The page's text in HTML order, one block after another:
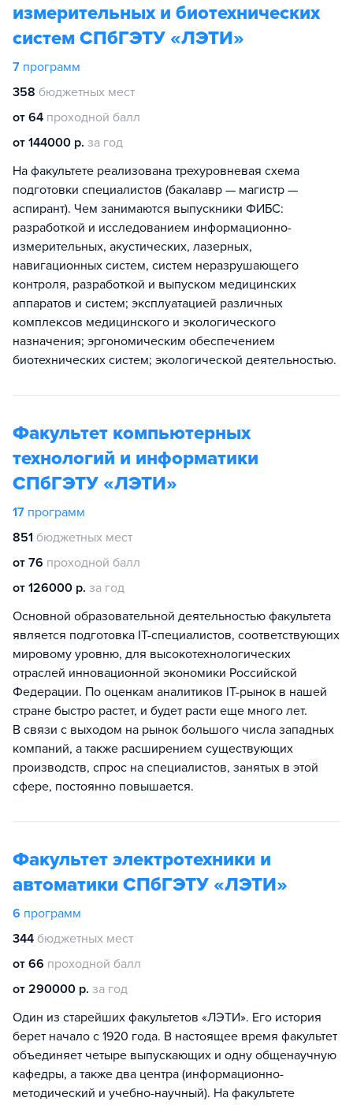
измерительных и биотехнических
систем СПбГЭТУ «ЛЭТИ»
7 программ
358 бюджетных мест
от 64 проходной балл
от 144000 р. за год
На факультете реализована трехуровневая схема
подготовки специалистов (бакалавр — магистр —
аспирант). Чем занимаются выпускники ФИБС:
разработкой и исследованием информационно-
измерительных, акустических, лазерных,
навигационных систем, систем неразрушающего
контроля, разработкой и выпуском медицинских
аппаратов и систем; эксплуатацией различных
комплексов медицинского и экологического
назначения; эргономическим обеспечением
биотехнических систем; экологической деятельностью.
Факультет компьютерных
технологий и информатики
СПбГЭТУ «ЛЭТИ»
17 программ
851 бюджетных мест
от 76 проходной балл
от 126000 р. за год
Основной образовательной деятельностью факультета
является подготовка IT-специалистов, соответствующих
мировому уровню, для высокотехнологических
отраслей инновационной экономики Российской
Федерации. По оценкам аналитиков IT-рынок в нашей
стране быстро растет, и будет расти еще много лет.
В связи с выходом на рынок большого числа западных
компаний, а также расширением существующих
производств, спрос на специалистов, занятых в этой
сфере, постоянно повышается.
Факультет электротехники и
автоматики СПбГЭТУ «ЛЭТИ»
6 программ
344 бюджетных мест
от 66 проходной балл
от 290000 р. за год
Один из старейших факультетов «ЛЭТИ». Его история
берет начало с 1920 года. В настоящее время факультет
объединяет четыре выпускающих и одну общенаучную
кафедры, а также два центра (информационно-
методический и учебно-научный). На факультете